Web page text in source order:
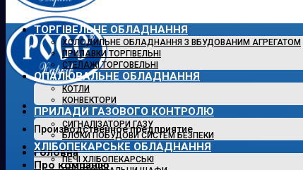
Производственное предприятие
Головна
Про компанію
ТОРГІВЕЛЬНЕ ОБЛАДНАННЯ
ХОЛОДИЛЬНЕ ОБЛАДНАННЯ З ВБУДОВАНИМ АГРЕГАТОМ
ПРИЛАВКИ ТОРГІВЕЛЬНІ
СТЕЛАЖІ ТОРГОВЕЛЬНІ
ОПАЛЮВАЛЬНЕ ОБЛАДНАННЯ
КОТЛИ
КОНВЕКТОРИ
ПРИЛАДИ ГАЗОВОГО КОНТРОЛЮ
СИГНАЛІЗАТОРИ ГАЗУ
БЛОКИ ПОБУДОВИ СИСТЕМ БЕЗПЕКИ
ХЛІБОПЕКАРСЬКЕ ОБЛАДНАННЯ
ПЕЧІ ХЛІБОПЕКАРСЬКІ